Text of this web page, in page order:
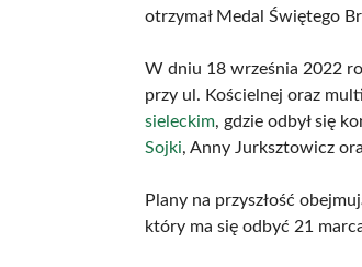
otrzymał Medal Świętego
W dniu 18 września 2022
przy ul. Kościelnej oraz
sieleckim, gdzie odbył się
Sojki, Anny Jurksztowicz
Plany na przyszłość
który ma się odbyć 21